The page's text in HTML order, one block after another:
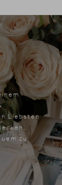
Liebsten
zu